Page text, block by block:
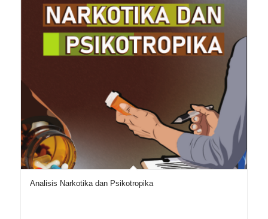
Analisis Narkotika dan Psikotropika